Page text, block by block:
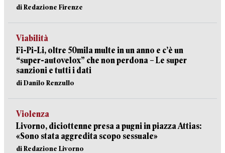
di Redazione Firenze
Viabilità
Fi-Pi-Li, oltre 50mila multe in un anno e c’è un
“super-autovelox” che non perdona – Le super
sanzioni e tutti i dati
di Danilo Renzullo
Violenza
Livorno, diciottenne presa a pugni in piazza Attias:
«Sono stata aggredita scopo sessuale»
di Redazione Livorno